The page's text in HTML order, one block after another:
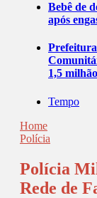
Bebê de
após
1,5
Tempo
Home
Polícia
Polícia
Rede de